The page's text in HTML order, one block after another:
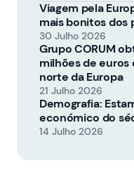
Viagem pela
mais bonitos dos
30 Julho 2026
Grupo CORUM
milhões de
norte da Europa
21 Julho 2026
Demografia:
económico do
14 Julho 2026